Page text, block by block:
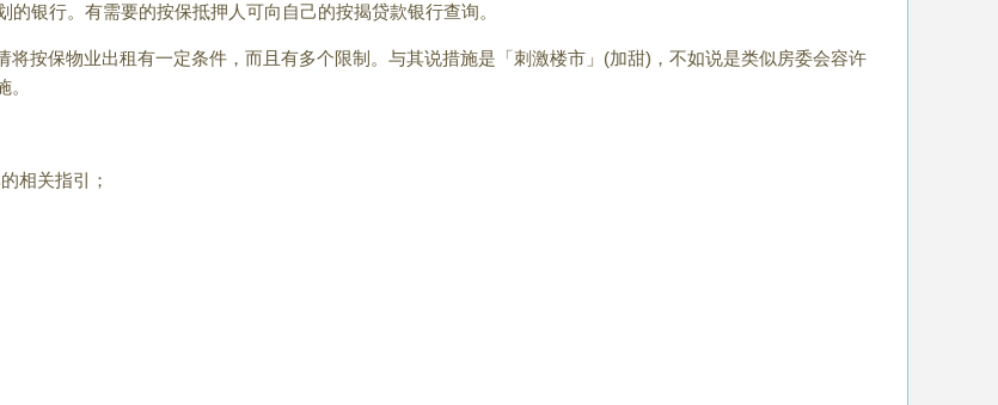
银行。有需要的按保抵押人可向自己的按揭贷款银行查询。
按保物业出租有一定条件，而且有多个限制。与其说措施是「刺激楼市」(加甜)，不如说是类似房委会容许
相关指引；